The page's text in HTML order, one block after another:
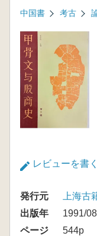
中国書 考古
レビューを書く
発行元
上海古
出版年
1991/08
ページ
544p